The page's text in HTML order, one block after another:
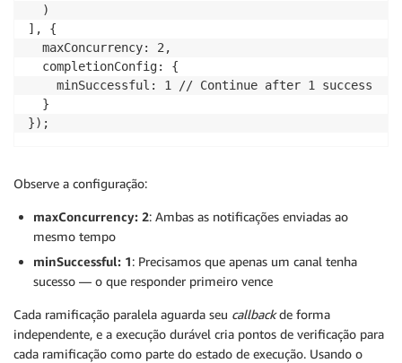
  )
], {
  maxConcurrency: 2,
  completionConfig: {
    minSuccessful: 1 // Continue after 1 success
  }
});
Observe a configuração:
maxConcurrency: 2: Ambas as notificações enviadas ao
mesmo tempo
minSuccessful: 1: Precisamos que apenas um canal tenha
sucesso — o que responder primeiro vence
Cada ramificação paralela aguarda seu callbackde forma
independente, e a execução durável cria pontos de verificação para
cada ramificação como parte do estado de execução. Usando o